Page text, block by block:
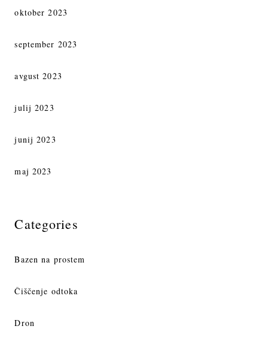
oktober 2023
september 2023
avgust 2023
julij 2023
junij 2023
maj 2023
Categories
Bazen na prostem
Čiščenje odtoka
Dron